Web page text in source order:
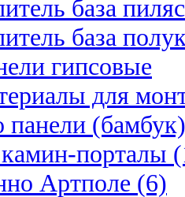
база
база
гипсовые
для
панели
порталы
Артполе (6)